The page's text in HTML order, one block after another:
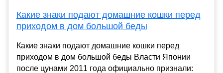
Какие знаки подают домашние кошки перед
приходом в дом большой беды
Какие знаки подают домашние кошки перед
приходом в дом большой беды Власти Японии
после цунами 2011 года официально признали: